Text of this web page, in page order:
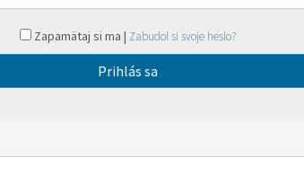
Zapamätaj si ma | Zabudol si svoje heslo?